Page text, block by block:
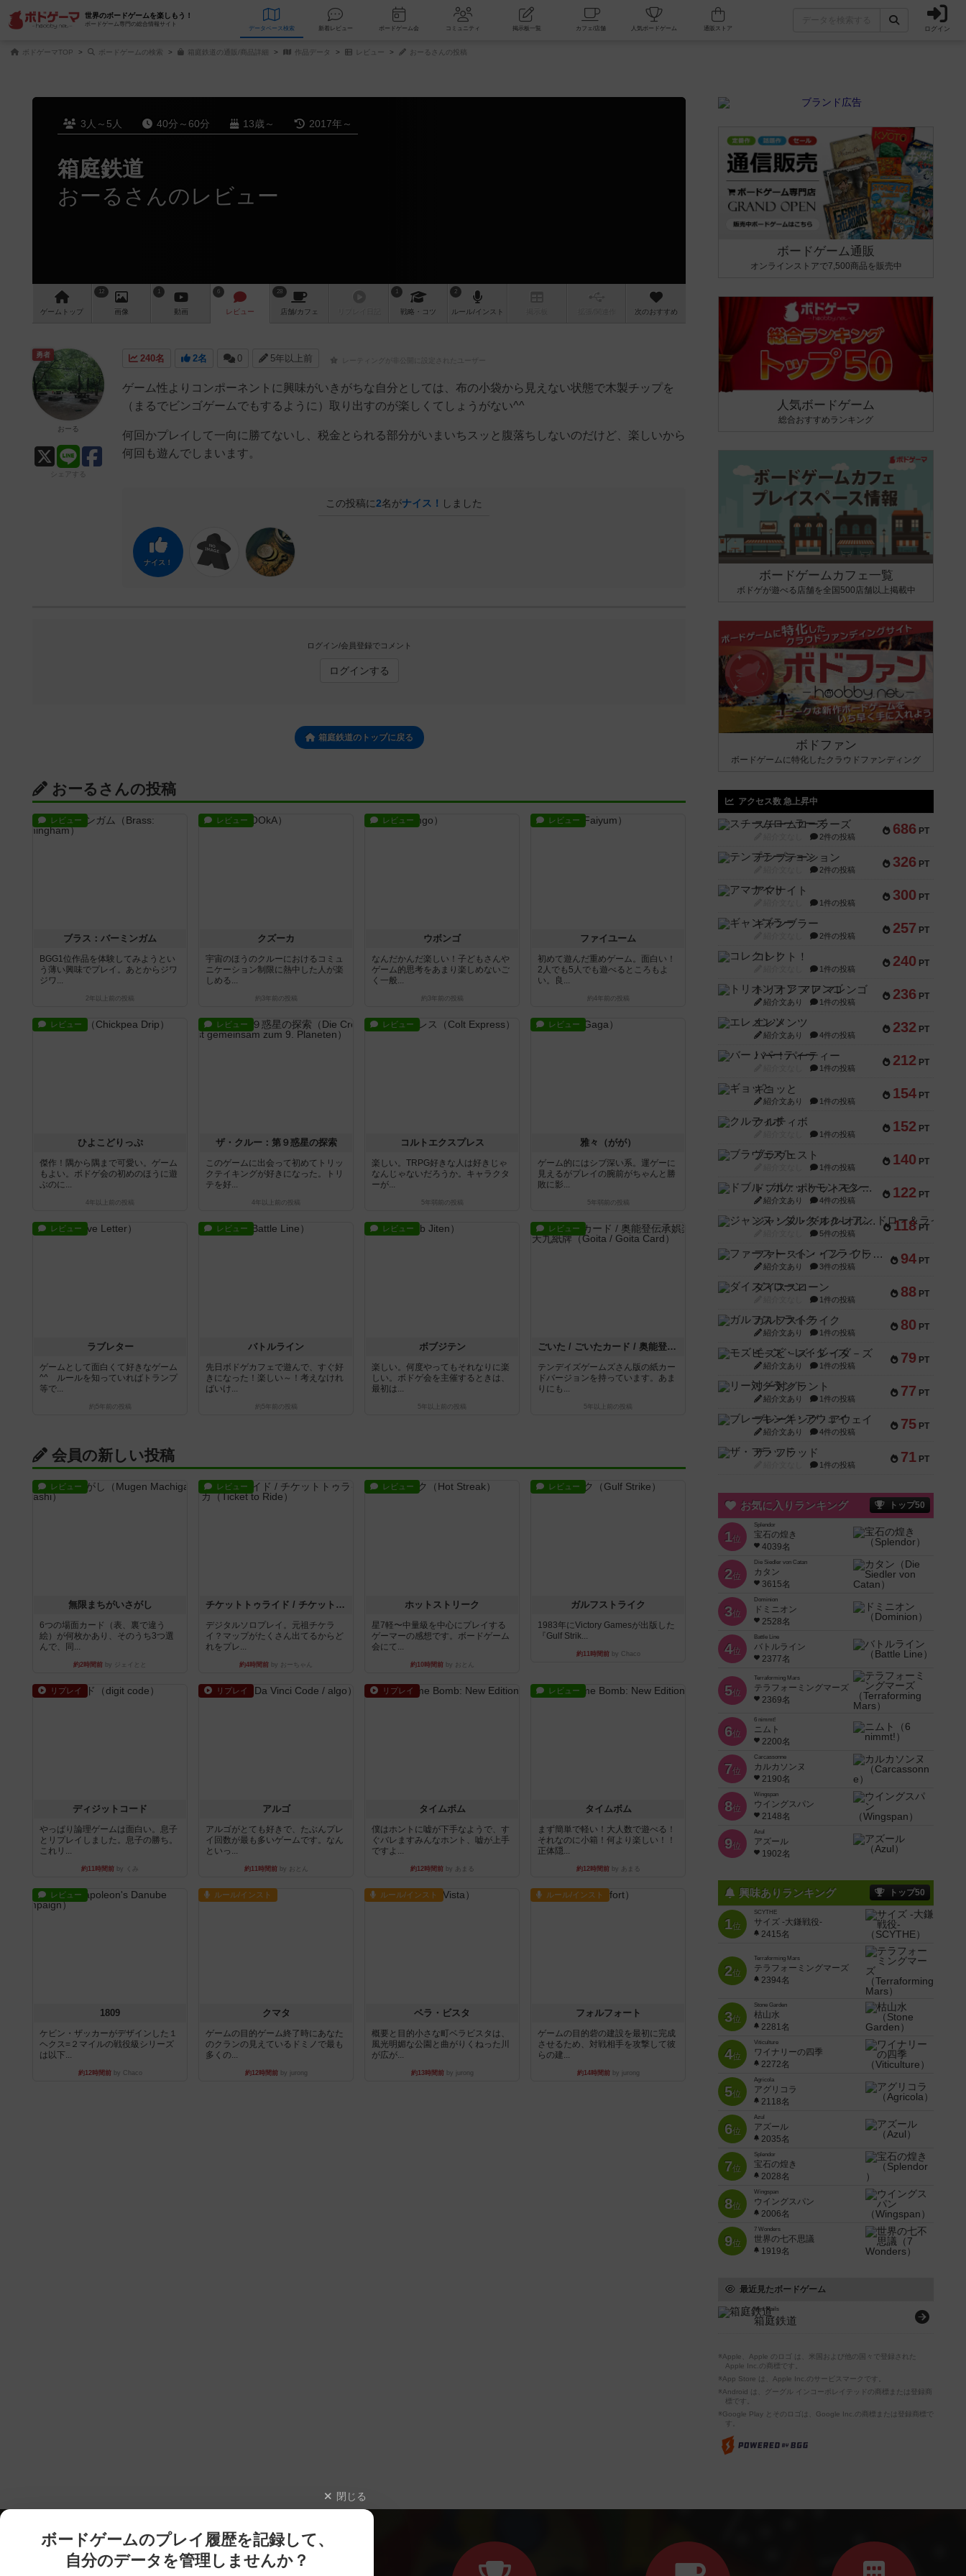
世界のボードゲームを楽しもう！
ボードゲーム専門の総合情報サイト
データベース 検索 新着レビュー ボードゲーム会 コミュニティ 掲示板一覧 カフェ/店舗 人気ボードゲーム ログイン
ボドゲーマTOP ボードゲームの検索 箱庭鉄道の通販/商品詳細 作品データ レビュー おーるさんの投稿
3人～5人 40分～60分 13歳～ 2017年～
箱庭鉄道
おーるさんのレビュー
ゲーム トップ
12
画像
1
動画
6
レビュー
28
店舗/カフェ
1
戦略 ・コツ
2
ルール/インスト 次のおすすめ
240名 2名 0 5年以上前 レーティングが非公開に設定されたユーザー
ゲーム性よりコンポーネントに興味がいきがちな自分としては、布の小袋から見えない状態で木製チップを
（まるでビンゴゲームでもするように）取り出すのが楽しくてしょうがない^^
何回かプレイして一向に勝てないし、税金とられる部分がいまいちスッと腹落ちしないのだけど、楽しいから
何回も遊んでしまいます。
この投稿に2名がナイス！ しました
ナイス！
勇者
おーる
シェアする
ログイン/会員登録でコメント
ログインする
箱庭鉄道のトップに戻る
おーるさんの投稿
レビュー
ブラス：バーミンガム
BGG1位作品を体験してみようとい
う薄い興味でプレイ。あとからジワ
ジワ...
2年以上前 の投稿
レビュー
クズーカ
宇宙のほうのクルーにおけるコミュ
ニケーション制限に熱中した人が楽
しめる...
約3年前 の投稿
レビュー
ウボンゴ
なんだかんだ楽しい！子どもさんや
ゲーム的思考をあまり楽しめないご
く一般...
約3年前 の投稿
レビュー
ファイユーム
初めて遊んだ重めゲーム。面白い！
2人でも5人でも遊べるところもよ
い。良...
約4年前 の投稿
レビュー
ひよこどりっぷ
傑作！隅から隅まで可愛い。ゲーム
もよい。ボドゲ会の初めのほうに遊
ぶのに...
4年以上前 の投稿
レビュー
ザ・クルー：第９惑星の探索
このゲームに出会って初めてトリッ
クテイキングが好きになった。トリ
テを好...
4年以上前 の投稿
レビュー
コルトエクスプレス
楽しい。TRPG好きな人は好きじゃ
なんじゃないだろうか。キャラクタ
ーが...
5年弱前 の投稿
レビュー
雅々（がが）
ゲーム的にはシブ深い系。運ゲーに
見えるがプレイの腕前がちゃんと勝
敗に影...
5年弱前 の投稿
レビュー
ラブレター
ゲームとして面白くて好きなゲーム
^^ ルールを知っていればトランプ
等で...
約5年前 の投稿
レビュー
バトルライン
先日ボドゲカフェで遊んで、すぐ好
きになった！楽しい～！考えなけれ
ばいけ...
約5年前 の投稿
レビュー
ボブジテン
楽しい。何度やってもそれなりに楽
しい。ボドゲ会を主催するときは、
最初は...
5年以上前 の投稿
レビュー
ごいた / ごいたカード / 奥能登伝承娯楽 ごいた / 天九紙牌
テンデイズゲームズさん版の紙カー
ドバージョンを持っています。あま
りにも...
5年以上前 の投稿
会員の新しい投稿
レビュー
無限まちがいさがし
6つの場面カード（表、裏で違う
絵）が何枚かあり、そのうち3つ選
んで、同...
約2時間前 by ジェイとと
レビュー
チケットトゥライド / チケットトゥライドアメリカ
デジタルソロプレイ。元祖チケラ
イ？マップがたくさん出てるからど
れをプレ...
約4時間前 by おーちゃん
レビュー
ホットストリーク
星7軽〜中量級を中心にプレイする
ゲーマーの感想です。ボードゲーム
会にて...
約10時間前by おとん
レビュー
ガルフストライク
1983年にVictory Gamesが出版した
『Gulf Strik...
約11時間前by Chaco
リプレイ
ディジットコード
やっぱり論理ゲームは面白い。息子
とリプレイしました。息子の勝ち。
これリ...
約11時間前 by くみ
リプレイ
アルゴ
アルゴがとても好きで、たぶんプレ
イ回数が最も多いゲームです。なん
といっ...
約11時間前by おとん
リプレイ
タイムボム
僕はホントに嘘が下手なようで、す
ぐバレますみんなホント、嘘が上手
ですよ...
約12時間前by あまる
レビュー
タイムボム
まず簡単で軽い！大人数で遊べる！
それなのに小箱！何より楽しい！！
正体隠...
約12時間前by あまる
レビュー
1809
ケビン・ザッカーがデザインした１
ヘクス=２マイルの戦役級シリーズ
は以下...
約12時間前by Chaco
ルール/インスト
クマタ
ゲームの目的ゲーム終了時にあなた
のクランの見えているドミノで最も
多くの...
約12時間前by jurong
ルール/インスト
ベラ・ビスタ
概要と目的小さな町ベラビスタは、
風光明媚な公園と曲がりくねった川
が広が...
約13時間前by jurong
ルール/インスト
フォルフォート
ゲームの目的砦の建設を最初に完成
させるため、対戦相手を攻撃して彼
らの建...
約14時間前by jurong
ボードゲーム通販
オンラインストアで7,500商品を販売中
人気ボードゲーム
総合おすすめランキング
ボードゲームカフェ一覧
ボドゲが遊べる店舗を全国500店舗以上掲載中
ボドファン
ボードゲームに特化したクラウドファンディング
アクセス数 急上昇中
686 PT
スチームローラーズ
2件の投稿
326 PT
テンプテーション
2件の投稿
300 PT
アマナイト
1件の投稿
257 PT
ギャンブラー
2件の投稿
240 PT
コレクト！
1件の投稿
236 PT
トリオンフ ア マレンゴ
紹介文あり 1件の投稿
232 PT
エレメンツ
紹介文あり 4件の投稿
212 PT
バー！パーティー
1件の投稿
154 PT
ギョッと
紹介文あり 1件の投稿
152 PT
クルティボ
1件の投稿
140 PT
ブラヴェスト
1件の投稿
122 PT
ドブル：ポケットモンスター
紹介文あり 4件の投稿
118 PT
ジャンヌ・ダルク-オルレアン ドロー＆ライト
5件の投稿
94 PT
ファースト・イン・フライト
紹介文あり 3件の投稿
88 PT
ダイススローン
1件の投稿
80 PT
ガルフストライク
紹介文あり 1件の投稿
79 PT
モズビ－ズ・レイダ－ズ
紹介文あり 1件の投稿
77 PT
リー対グラント
紹介文あり 1件の投稿
75 PT
ブレーキング・アウェイ
紹介文あり 4件の投稿
71 PT
ザ・フラッド
1件の投稿
お気に入りランキング トップ50
1位
Splendor
宝石の煌き
4039名
2位
Die Siedler von Catan
カタン
3615名
3位
Dominion
ドミニオン
2528名
4位
Battle Line
バトルライン
2377名
5位
Terraforming Mars
テラフォーミングマーズ
2369名
6位
6 nimmt!
ニムト
2200名
7位
Carcassonne
カルカソンヌ
2190名
8位
Wingspan
ウイングスパン
2148名
9位
Azul
アズール
1902名
興味ありランキング トップ50
1位
SCYTHE
サイズ -大鎌戦役-
2415名
2位
Terraforming Mars
テラフォーミングマーズ
2394名
3位
Stone Garden
枯山水
2281名
4位
Viticulture
ワイナリーの四季
2272名
5位
Agricola
アグリコラ
2118名
6位
Azul
アズール
2035名
7位
Splendor
宝石の煌き
2028名
8位
Wingspan
ウイングスパン
2006名
9位
7 Wonders
世界の七不思議
1919名
最近見たボードゲーム
Mini Rails
箱庭鉄道
※Apple、Apple のロゴ は、米国および他の国々で登録された
Apple Inc.の商標です。
※App Store は、Apple Inc.のサービスマークです。
※Android は、グーグル インコーポレイテッドの商標または登録商
標です。
※Google Play とそのロゴは、Google Inc.の商標または登録商標で
す。
閉じる
ボードゲームのプレイ履歴を記録して、
自分のデータを管理しませんか？